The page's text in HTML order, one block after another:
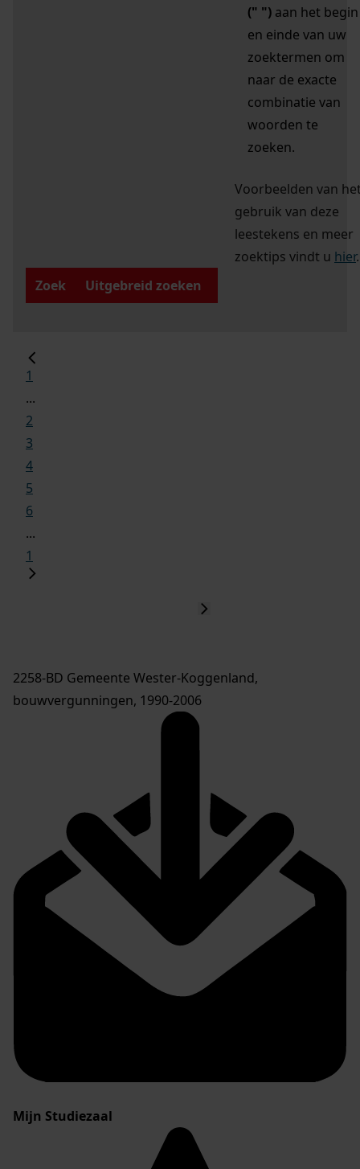
(" ") aan het begin
en einde van uw
zoektermen om
naar de exacte
combinatie van
woorden te
zoeken.
Voorbeelden van
gebruik van deze
leestekens en meer
zoektips vindt u hier.
Zoek
Uitgebreid zoeken
1
...
2
3
4
5
6
...
1
2258-BD Gemeente Wester-Koggenland,
bouwvergunningen, 1990-2006
Mijn Studiezaal